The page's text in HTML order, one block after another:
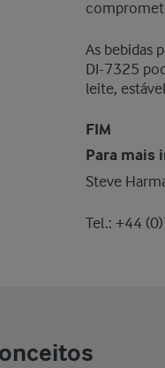
As bebidas
DI-7325
leite,
FIM
Para mais
Steve
Tel.: +44